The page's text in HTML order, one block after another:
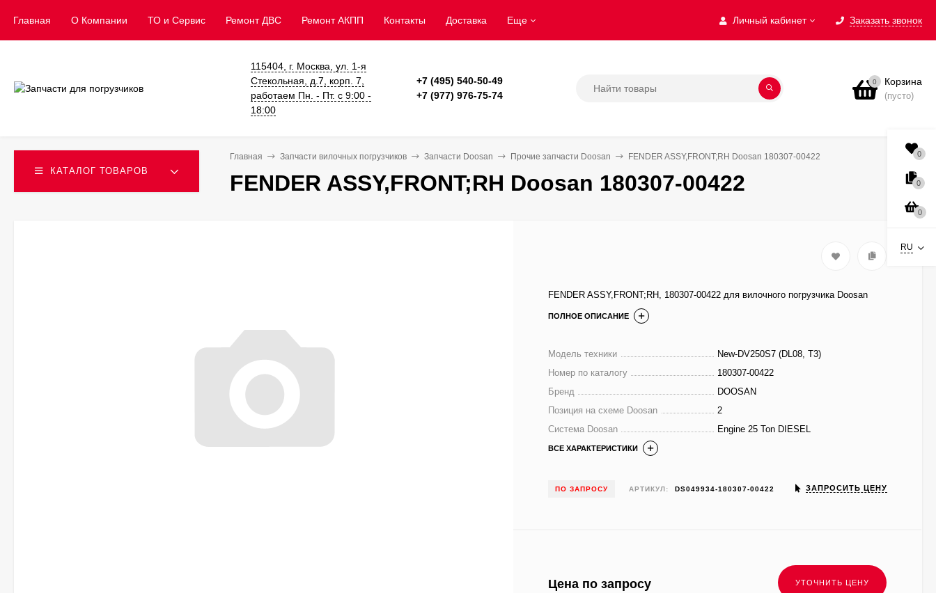
Личный кабинет Заказать звонок
Главная О Компании ТО и Сервис ​Ремонт ДВС Ремонт АКПП Контакты Доставка Еще
115404, г. Москва, ул. 1-я
Стекольная, д.7, корп. 7,
работаем Пн. - Пт. с 9:00 -
18:00
+7 (495) 540-50-49
+7 (977) 976-75-74
0 Корзина
(пусто)
КАТАЛОГ ТОВАРОВ
Главная Запчасти вилочных погрузчиков Запчасти Doosan Прочие запчасти Doosan FENDER ASSY,FRONT;RH Doosan 180307-00422
FENDER ASSY,FRONT;RH Doosan 180307-00422
FENDER ASSY,FRONT;RH, 180307-00422 для вилочного погрузчика Doosan
ПОЛНОЕ ОПИСАНИЕ
Модель техники
New-DV250S7 (DL08, T3)
Номер по каталогу
180307-00422
Бренд
DOOSAN
Позиция на схеме Doosan
2
Система Doosan
Engine 25 Ton DIESEL
ВСЕ ХАРАКТЕРИСТИКИ
ПО ЗАПРОСУ АРТИКУЛ: DS049934-180307-00422 ЗАПРОСИТЬ ЦЕНУ
Цена по запросу
0
0
0
RU